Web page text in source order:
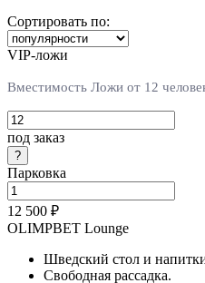
Сортировать по:
VIP-ложи
Вместимость Ложи от 12
под заказ
Парковка
12 500 ₽
OLIMPBET Lounge
Шведский стол и
Свободная рассадка.